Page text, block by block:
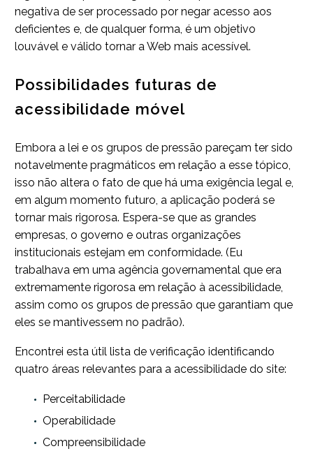
negativa de ser processado por negar acesso aos
deficientes e, de qualquer forma, é um objetivo
louvável e válido tornar a Web mais acessível.
Possibilidades futuras de
acessibilidade móvel
Embora a lei e os grupos de pressão pareçam ter sido
notavelmente pragmáticos em relação a esse tópico,
isso não altera o fato de que há uma exigência legal e,
em algum momento futuro, a aplicação poderá se
tornar mais rigorosa. Espera-se que as grandes
empresas, o governo e outras organizações
institucionais estejam em conformidade. (Eu
trabalhava em uma agência governamental que era
extremamente rigorosa em relação à acessibilidade,
assim como os grupos de pressão que garantiam que
eles se mantivessem no padrão).
Encontrei esta útil lista de verificação identificando
quatro áreas relevantes para a acessibilidade do site:
Perceitabilidade
Operabilidade
Compreensibilidade